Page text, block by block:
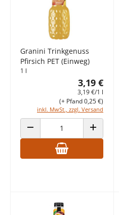
Granini Trinkgenuss
Pfirsich PET (Einweg)
1 l
3,19 €
3,19 €/1 l
inkl. MwSt., zzgl. Versand
(+ Pfand 0,25 €)
ANZAHL VERRINGERN ANZAHL